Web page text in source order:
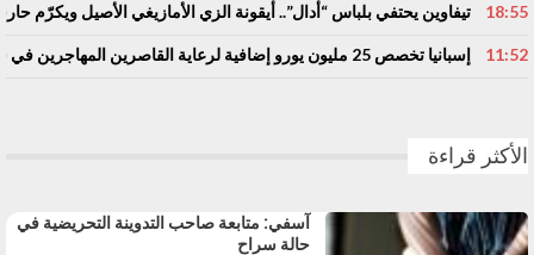
18:55 تيفاوين يحتفي بلباس “أدال”.. أيقونة الزي الأمازيغي الأصيل ويكرّم
11:52 إسبانيا تخصص 25 مليون يورو إضافية لرعاية القاصرين المهاجرين في سبتة
الأكثر قراءة
آسفي: متابعة صاحب التدوينة التحريضية في
حالة سراح